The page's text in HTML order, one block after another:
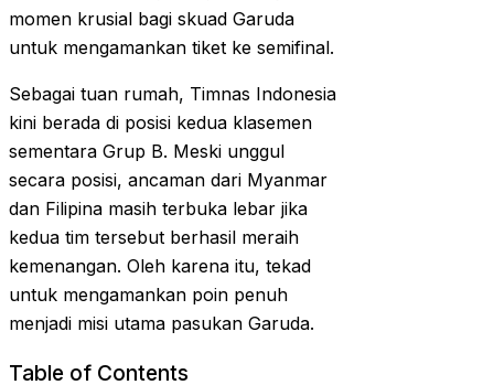
momen krusial bagi skuad Garuda
untuk mengamankan tiket ke semifinal.
Sebagai tuan rumah, Timnas Indonesia
kini berada di posisi kedua klasemen
sementara Grup B. Meski unggul
secara posisi, ancaman dari Myanmar
dan Filipina masih terbuka lebar jika
kedua tim tersebut berhasil meraih
kemenangan. Oleh karena itu, tekad
untuk mengamankan poin penuh
menjadi misi utama pasukan Garuda.
Table of Contents